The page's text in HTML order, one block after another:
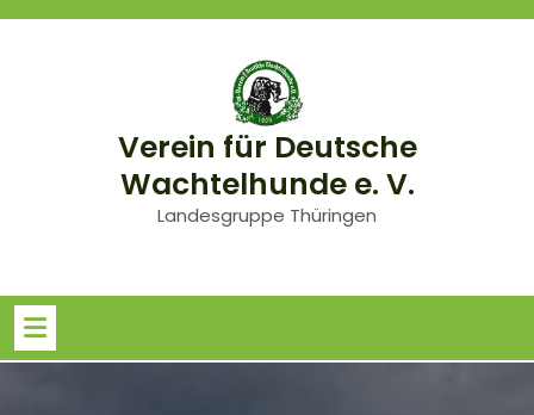
Skip
Verein für Deutsche
Wachtelhunde e. V.
Landesgruppe Thüringen